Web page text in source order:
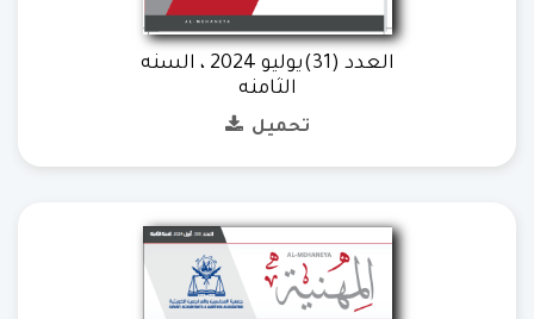
العدد (31)يوليو 2024 ، السنه
الثامنه
تحميل